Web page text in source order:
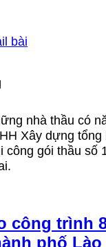
nhà thầu có
Xây dựng
công gói thầu số
công trình
phố Lào